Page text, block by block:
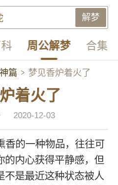
解梦
周公解梦 合集
篇 梦见香炉着火了
着火了
2020-12-03
香的一种物品，往往可
的内心获得平静感，但
不是最近这种状态被人